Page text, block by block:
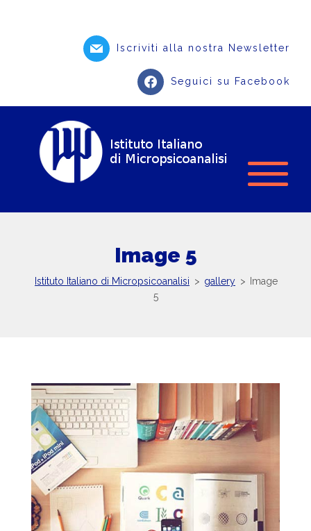
Iscriviti alla nostra Newsletter
Seguici su Facebook
Image 5
Istituto Italiano di Micropsicoanalisi > gallery >
Image
5